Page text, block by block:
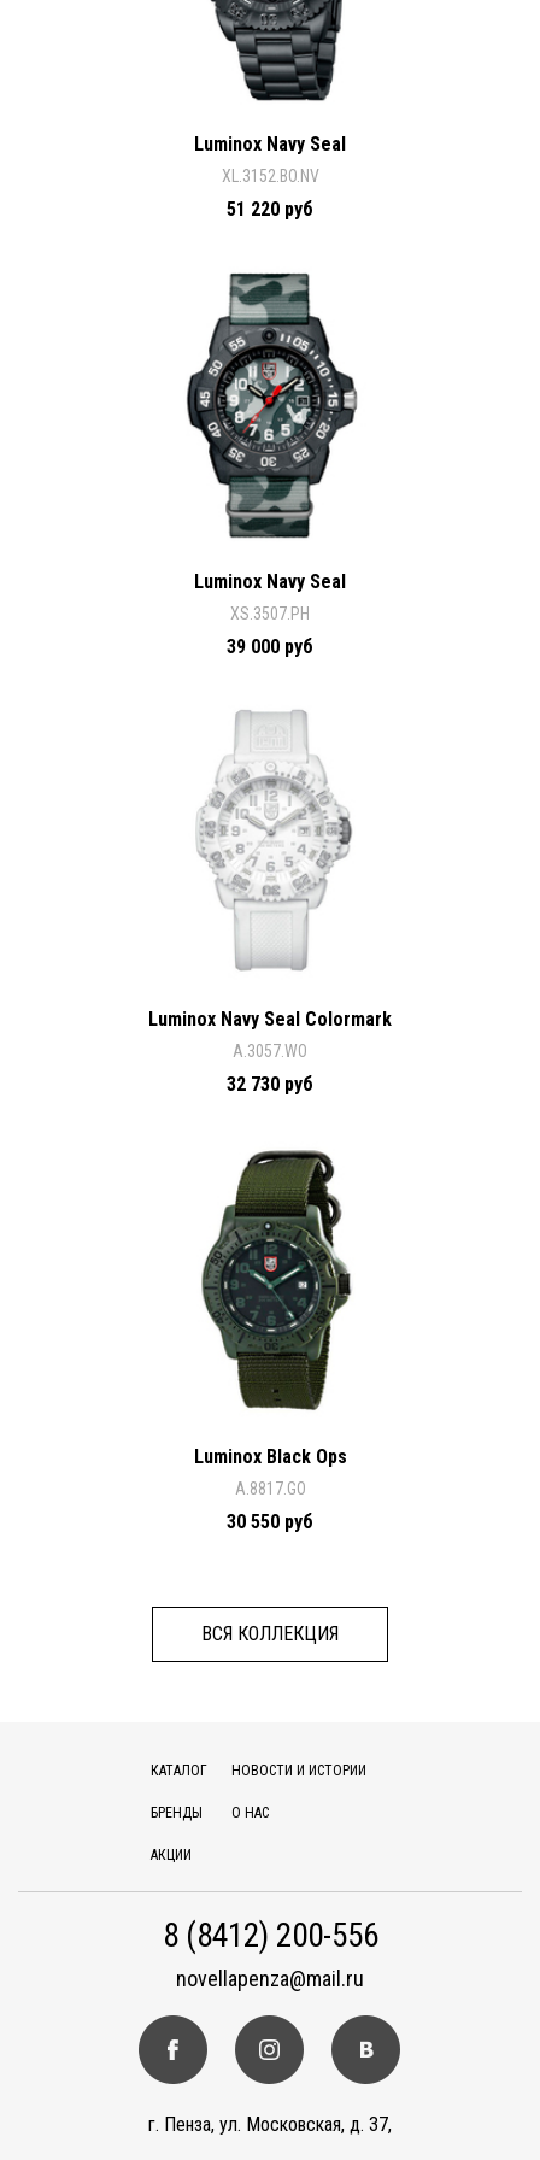
Luminox Navy Seal
XL.3152.BO.NV
51 220 руб
Luminox Navy Seal
XS.3507.PH
39 000 руб
Luminox Navy Seal Colormark
A.3057.WO
32 730 руб
Luminox Black Ops
A.8817.GO
30 550 руб
ВСЯ КОЛЛЕКЦИЯ
КАТАЛОГ
БРЕНДЫ
АКЦИИ
НОВОСТИ И ИСТОРИИ
О НАС
8 (8412) 200-556
novellapenza@mail.ru
г. Пенза, ул. Московская, д. 37,